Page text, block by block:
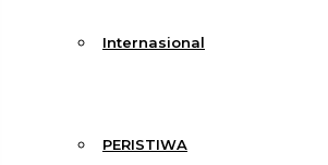
Internasional
PERISTIWA